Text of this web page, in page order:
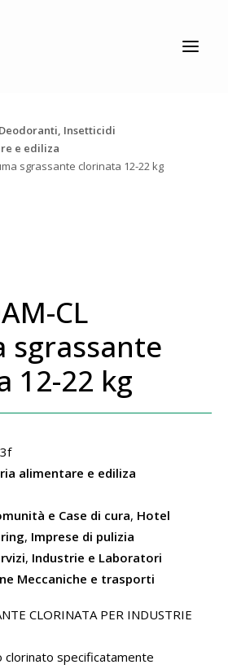
AZIENDA
NEWS
Ricerca
Insetticidi
e ediliza
sgrassante clorinata 12-22 kg
CL
sgrassante
12-22 kg
alimentare e ediliza
e Case di cura, Hotel
, Imprese di pulizia
, Industrie e Laboratori
Meccaniche e trasporti
CLORINATA PER INDUSTRIE
clorinato specificatamente